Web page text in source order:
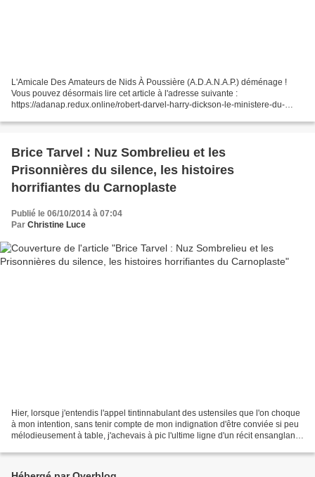
L'Amicale Des Amateurs de Nids À Poussière (A.D.A.N.A.P.) déménage !
Vous pouvez désormais lire cet article à l'adresse suivante :
https://adanap.redux.online/robert-darvel-harry-dickson-le-ministere-du-
Brice Tarvel : Nuz Sombrelieu et les
Prisonnières du silence, les histoires
horrifiantes du Carnoplaste
Publié le 06/10/2014 à 07:04
Par Christine Luce
Hier, lorsque j'entendis l'appel tintinnabulant des ustensiles que l'on choque
à mon intention, sans tenir compte de mon indignation d'être conviée si peu
mélodieusement à table, j'achevais à pic l'ultime ligne d'un récit ensanglanté